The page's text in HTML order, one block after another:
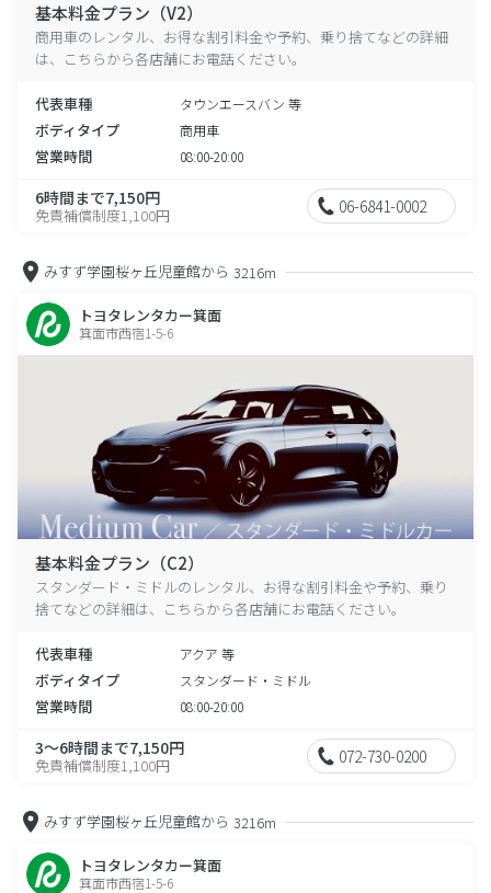
基本料金プラン（V2）
商用車のレンタル、お得な割引料金や予約、乗り捨てなどの詳細
は、こちらから各店舗にお電話ください。
代表車種 タウンエースバン 等
ボディタイプ 商用車
営業時間 08:00-20:00
6時間まで7,150円
免責補償制度1,100円 06-6841-0002
みすず学園桜ヶ丘児童館から 3216m
トヨタレンタカー箕面
箕面市西宿1-5-6
基本料金プラン（C2）
スタンダード・ミドルのレンタル、お得な割引料金や予約、乗り
捨てなどの詳細は、こちらから各店舗にお電話ください。
代表車種 アクア 等
ボディタイプ スタンダード・ミドル
営業時間 08:00-20:00
3～6時間まで7,150円
免責補償制度1,100円 072-730-0200
みすず学園桜ヶ丘児童館から 3216m
トヨタレンタカー箕面
箕面市西宿1-5-6